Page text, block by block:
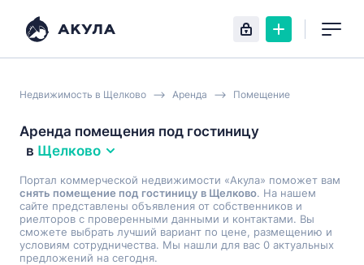
Недвижимость в Щелково Аренда Помещение
Аренда помещения под гостиницу
в Щелково
Портал коммерческой недвижимости «Акула» поможет вам
снять помещение под гостиницу в Щелково. На нашем
сайте представлены объявления от собственников и
риелторов с проверенными данными и контактами. Вы
сможете выбрать лучший вариант по цене, размещению и
условиям сотрудничества. Мы нашли для вас 0 актуальных
предложений на сегодня.